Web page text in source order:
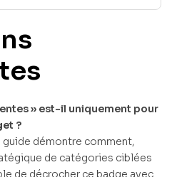
» est-il uniquement pour
?
guide démontre comment,
de catégories ciblées
de décrocher ce badge avec